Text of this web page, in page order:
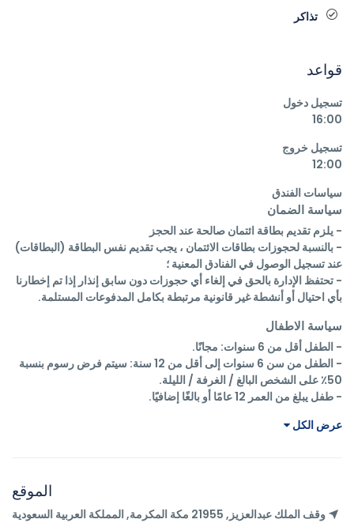
تذاكر
قواعد
تسجيل دخول
16:00
تسجيل خروج
12:00
سياسات الفندق
سياسة الضمان
بأي احتيال أو أنشطة غير قانونية مرتبطة بكامل المدفوعات المستلمة.
سياسة الاطفال
- طفل يبلغ من العمر 12 عامًا أو بالغًا إضافيًا.
عرض الكل
الموقع
وقف الملك عبدالعزيز, 21955 مكة المكرمة, المملكة العربية السعودية